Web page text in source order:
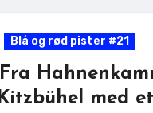
Blå og rød pister #21
med